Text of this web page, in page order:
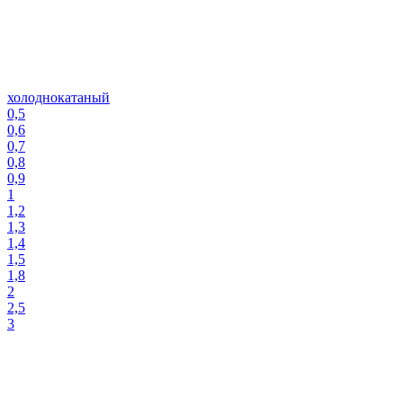
холоднокатаный
0,5
0,6
0,7
0,8
0,9
1
1,2
1,3
1,4
1,5
1,8
2
2,5
3